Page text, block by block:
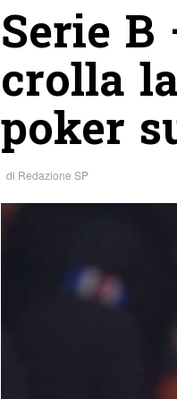
Serie
crolla
poker
di Redazione SP